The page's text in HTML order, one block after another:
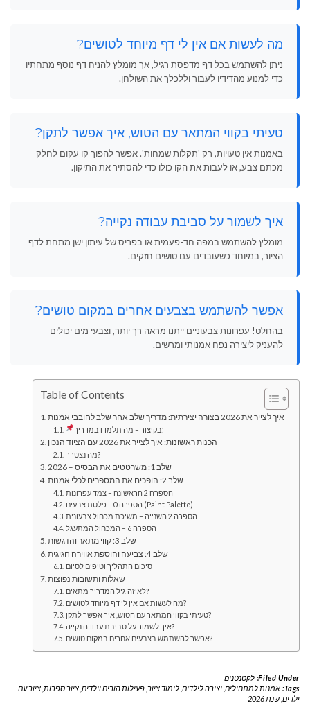
מה לעשות אם אין לי דף מיוחד לטושים?
ניתן להשתמש בכל דף מדפסת רגיל, אך מומלץ להניח דף נוסף מתחתיו
כדי למנוע מהדידיו לעבור וללכלך את השולחן.
טעיתי בקווי המתאר עם הטוש, איך אפשר לתקן?
באמנות אין טעויות, רק 'תקלות שמחות'. אפשר להפוך קו עקום לחלק
מכתם צבע, או לעבות את הקו כולו כדי להסתיר את התיקון.
איך לשמור על סביבת עבודה נקייה?
מומלץ להשתמש במפה חד-פעמית או בפריס של עיתון ישן מתחת לדף
הציור, במיוחד כשעובדים עם טושים חזקים.
אפשר להשתמש בצבעים אחרים במקום טושים?
בהחלט! עפרונות צבעוניים ייתנו מראה רך יותר, וצבעי מים יכולים
להעניק ליצירה נפח אמנותי ומרשים.
Table of Contents
איך לצייר את 2026 בצורה יצירתית: מדריך שלב אחר שלב לחובבי אמנות
בקיצור – מה תלמדו במדריך:
הכנות ראשונות: איך לצייר את 2026 עם הציוד הנכון
מה נצטרך?
שלב 1: משרטטים את הבסיס – 2026
שלב 2: הופכים את המספרים לכלי אמנות
הספרה 2 הראשונה – צמד עפרונות
הספרה 0 – פלטת צבעים (Paint Palette)
הספרה 2 השנייה – משיכת מכחול צבעונית
הספרה 6 – המכחול המתעגל
שלב 3: קווי מתאר והדגשות
שלב 4: צביעה והוספת אווירה חגיגית
סיכום התהליך וטיפים לסיום
שאלות ותשובות נפוצות
לאיזה גיל המדריך מתאים?
מה לעשות אם אין לי דף מיוחד לטושים?
טעיתי בקווי המתאר עם הטוש, איך אפשר לתקן?
איך לשמור על סביבת עבודה נקייה?
אפשר להשתמש בצבעים אחרים במקום טושים?
Filed Under: לקטנטנים
Tags: אמנות למתחילים, יצירה לילדים, לימוד ציור, פעילות הורים וילדים, ציור ספרות ציור עם
ילדים ,שנת 2026